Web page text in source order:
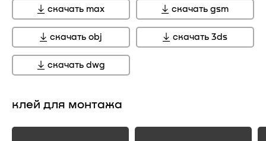
скачать max скачать gsm
скачать obj скачать 3ds
скачать dwg
клей для монтажа